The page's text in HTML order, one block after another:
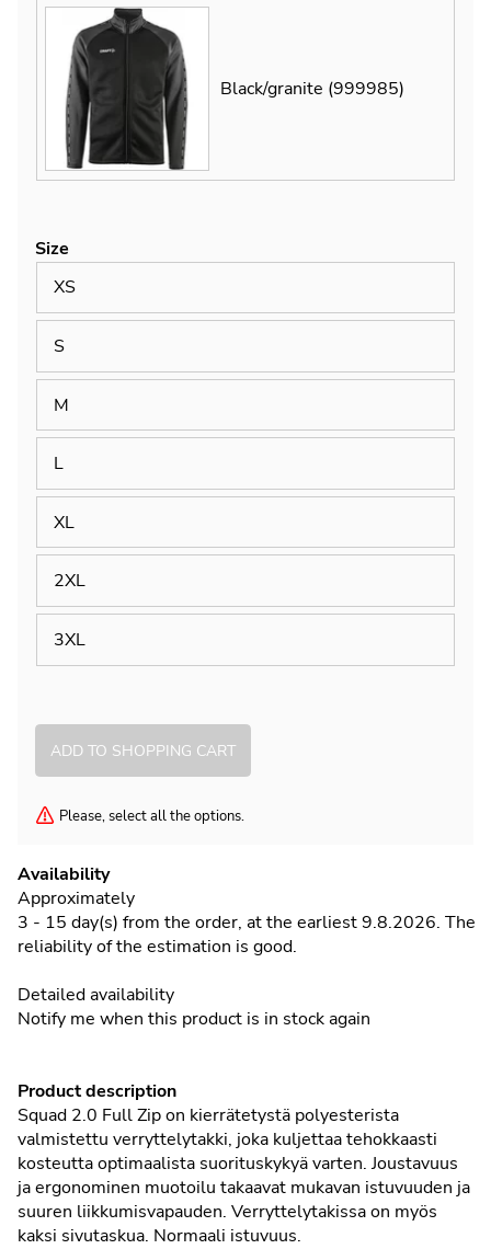
Black/granite (999985)
Size
XS
S
M
L
XL
2XL
3XL
Please, select all the options.
Availability
Approximately
3 - 15 day(s) from the order, at the earliest 9.8.2026. The
reliability of the estimation is good.
Detailed availability
Notify me when this product is in stock again
Product description
Squad 2.0 Full Zip on kierrätetystä polyesterista
valmistettu verryttelytakki, joka kuljettaa tehokkaasti
kosteutta optimaalista suorituskykyä varten. Joustavuus
ja ergonominen muotoilu takaavat mukavan istuvuuden ja
suuren liikkumisvapauden. Verryttelytakissa on myös
kaksi sivutaskua. Normaali istuvuus.